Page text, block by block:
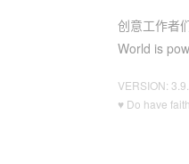
创意工作者
World is
VERSION:
♥ Do have